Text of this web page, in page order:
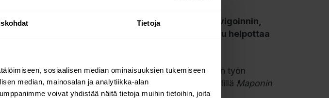
Tietoja
sosiaalisen median ominaisuuksien tukemiseen
median, mainosalan ja analytiikka-alan
voivat yhdistää näitä tietoja muihin tietoihin, joita
sisältää myös ammattimaisen navigoinnin,
rekka- ja kuorma-autoista. Tällainen työkalu helpottaa
viestintätyökalua tärkeänä ominaisuutena päivittäisen työn
kommunikaation kuljettajien ja kalustopäälliköiden välillä Maponin